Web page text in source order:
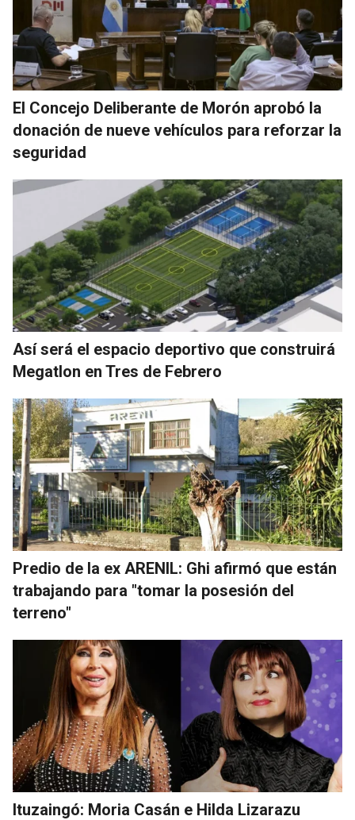
El Concejo Deliberante de Morón aprobó la
donación de nueve vehículos para reforzar la
seguridad
Así será el espacio deportivo que construirá
Megatlon en Tres de Febrero
Predio de la ex ARENIL: Ghi afirmó que están
trabajando para "tomar la posesión del
terreno"
Ituzaingó: Moria Casán e Hilda Lizarazu